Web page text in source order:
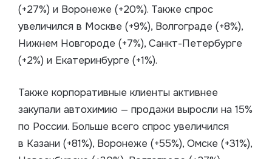
(+27%) и Воронеже (+20%). Также спрос
увеличился в Москве (+9%), Волгограде (+8%),
Нижнем Новгороде (+7%), Санкт-Петербурге
(+2%) и Екатеринбурге (+1%).
Также корпоративные клиенты активнее
закупали автохимию — продажи выросли на 15%
по России. Больше всего спрос увеличился
в Казани (+81%), Воронеже (+55%), Омске (+31%),